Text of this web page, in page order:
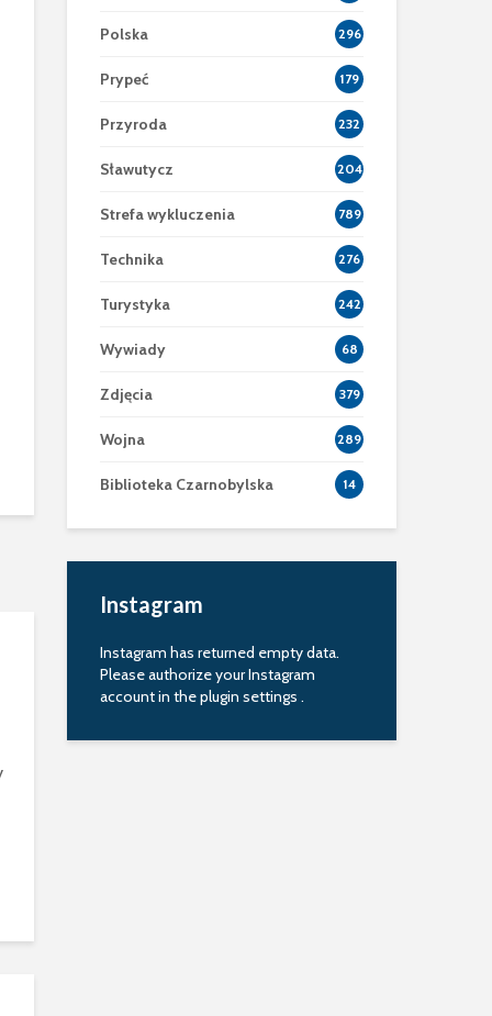
Polska 296
Prypeć 179
Przyroda 232
Sławutycz 204
Strefa wykluczenia 789
Technika 276
Turystyka 242
Wywiady 68
Zdjęcia 379
Wojna 289
Biblioteka Czarnobylska 14
Instagram
Instagram has returned empty data.
Please authorize your Instagram
account in theplugin settings .